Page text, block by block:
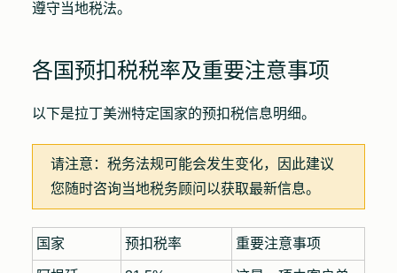
遵守当地税法。
各国预扣税税率及重要注意事项
以下是拉丁美洲特定国家的预扣税信息明细。
请注意： 税务法规可能会发生变化，因此建议
您随时咨询当地税务顾问以获取最新信息。
国家 预扣税率 重要注意事项